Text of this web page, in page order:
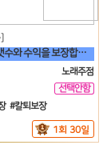
❤️가장 확실한 갯수와 수익을 보장합니다. 60분 7만원 지급!❤️
노래주점
선택안함
일
#칼퇴보장
1회 30일